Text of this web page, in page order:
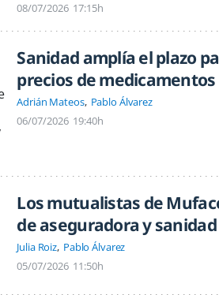
08/07/2026 17:15h
Sanidad amplía el plazo
precios de medicamentos
Adrián Mateos Pablo Álvarez
06/07/2026 19:40h
Los mutualistas de
de aseguradora y sanidad
Julia Roiz Pablo Álvarez
05/07/2026 11:50h